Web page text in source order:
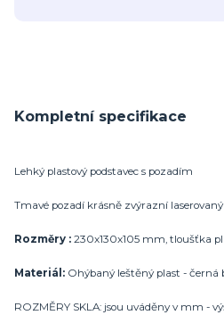
Kompletní specifikace
Lehký plastový podstavec s pozadím
Tmavé pozadí krásně zvýrazní
Rozměry : 230x130x105 mm, tloušťka
Materiál: Ohýbaný leštěný plast - černá
ROZMĚRY SKLA: jsou uváděny v mm -